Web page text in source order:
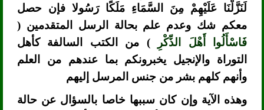
لَنَزَّلْنَا عَلَيْهِمْ مِنَ السَّمَاءِ مَلَكًا رَسُولا فإن حصل
معكم شك وعدم علم بحالة الرسل المتقدمين (
فَاسْأَلُوا أَهْلَ الذِّكْرِ) من الكتب السالفة كأهل
التوراة والإنجيل يخبرونكم بما عندهم من العلم
وأنهم كلهم بشر من جنس المرسل إليهم
وهذه الآية وإن كان سببها خاصا بالسؤال عن حالة